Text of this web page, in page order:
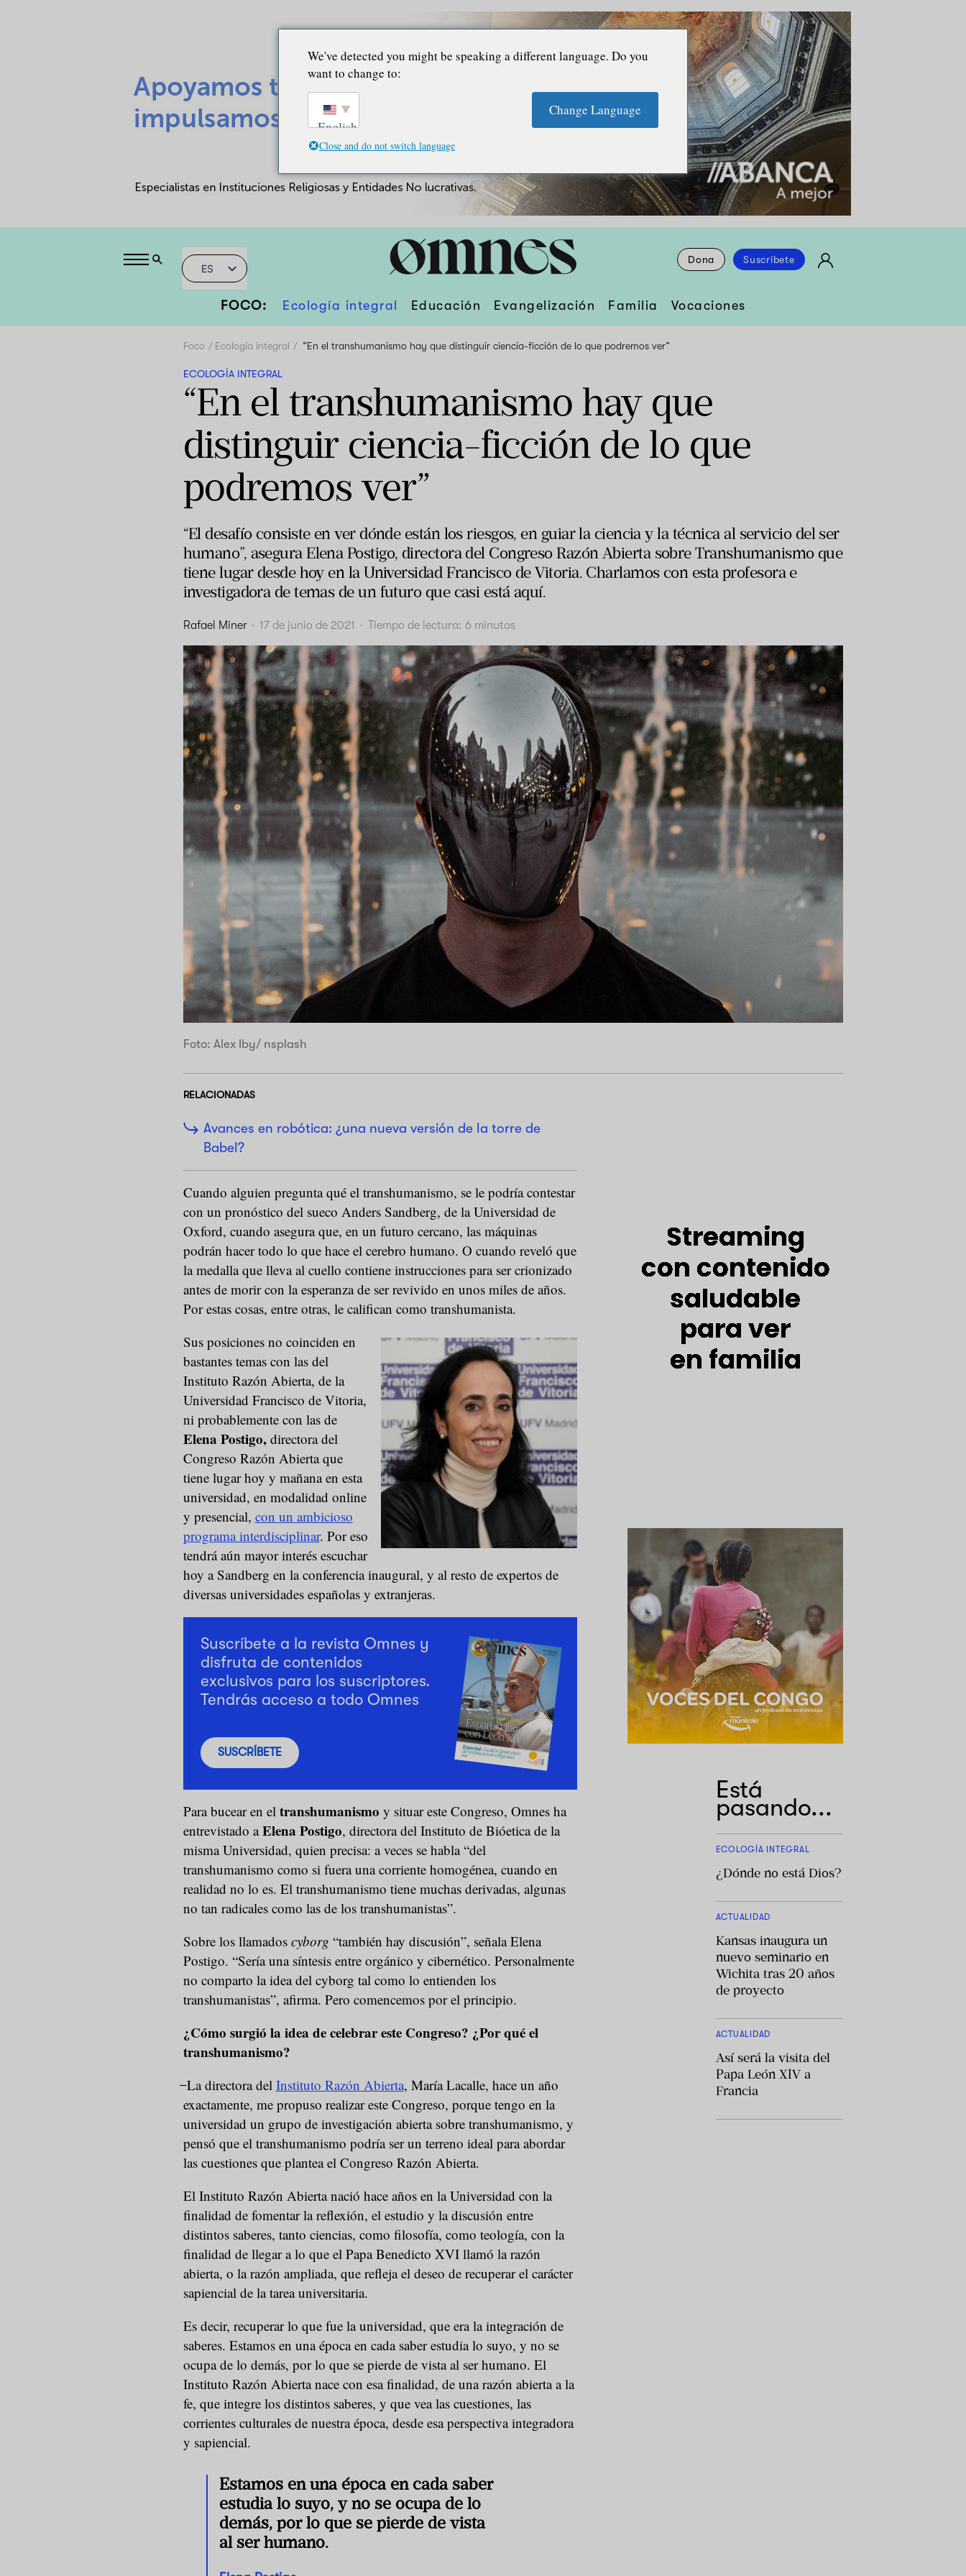
ES
Dona Suscríbete
FOCO: Ecología integral Educación Evangelización Familia Vocaciones
Foco Ecología integral “En el transhumanismo hay que distinguir ciencia-ficción de lo que podremos ver”
ECOLOGÍA INTEGRAL
“En el transhumanismo hay que
distinguir ciencia-ficción de lo que
podremos ver”
“El desafío consiste en ver dónde están los riesgos, en guiar la ciencia y la técnica al servicio del ser
humano”, asegura Elena Postigo, directora del Congreso Razón Abierta sobre Transhumanismo que
tiene lugar desde hoy en la Universidad Francisco de Vitoria. Charlamos con esta profesora e
investigadora de temas de un futuro que casi está aquí.
Rafael Miner · 17 de junio de 2021 · Tiempo de lectura: 6 minutos
Foto: Alex Iby/ nsplash
RELACIONADAS
Avances en robótica: ¿una nueva versión de la torre de
Babel?
Cuando alguien pregunta qué el transhumanismo, se le podría contestar
con un pronóstico del sueco Anders Sandberg, de la Universidad de
Oxford, cuando asegura que, en un futuro cercano, las máquinas
podrán hacer todo lo que hace el cerebro humano. O cuando reveló que
la medalla que lleva al cuello contiene instrucciones para ser crionizado
antes de morir con la esperanza de ser revivido en unos miles de años.
Por estas cosas, entre otras, le califican como transhumanista.
Sus posiciones no coinciden en
bastantes temas con las del
Instituto Razón Abierta, de la
Universidad Francisco de Vitoria,
ni probablemente con las de
Elena Postigo,directora del
Congreso Razón Abierta que
tiene lugar hoy y mañana en esta
universidad, en modalidad online
y presencial, con un ambicioso
programa interdisciplinar. Por eso
tendrá aún mayor interés escuchar
hoy a Sandberg en la conferencia inaugural, y al resto de expertos de
diversas universidades españolas y extranjeras.
Suscríbete a la revista Omnes y
disfruta de contenidos
exclusivos para los suscriptores.
Tendrás acceso a todo Omnes
SUSCRÍBETE
Para bucear en el transhumanismo y situar este Congreso, Omnes ha
entrevistado aElena Postigo, directora del Instituto de Bióetica de la
misma Universidad, quien precisa: a veces se habla “del
transhumanismo como si fuera una corriente homogénea, cuando en
realidad no lo es. El transhumanismo tiene muchas derivadas, algunas
no tan radicales como las de los transhumanistas”.
Sobre los llamados cyborg “también hay discusión”, señala Elena
Postigo. “Sería una síntesis entre orgánico y cibernético. Personalmente
no comparto la idea del cyborg tal como lo entienden los
transhumanistas”, afirma. Pero comencemos por el principio.
¿Cómo surgió la idea de celebrar este Congreso? ¿Por qué el
transhumanismo?
̶ La directora del Instituto Razón Abierta, María Lacalle, hace un año
exactamente, me propuso realizar este Congreso, porque tengo en la
universidad un grupo de investigación abierta sobre transhumanismo, y
pensó que el transhumanismo podría ser un terreno ideal para abordar
las cuestiones que plantea el Congreso Razón Abierta.
El Instituto Razón Abierta nació hace años en la Universidad con la
finalidad de fomentar la reflexión, el estudio y la discusión entre
distintos saberes, tanto ciencias, como filosofía, como teología, con la
finalidad de llegar a lo que el Papa Benedicto XVI llamó la razón
abierta, o la razón ampliada, que refleja el deseo de recuperar el carácter
sapiencial de la tarea universitaria.
Es decir, recuperar lo que fue la universidad, que era la integración de
saberes. Estamos en una época en cada saber estudia lo suyo, y no se
ocupa de lo demás, por lo que se pierde de vista al ser humano. El
Instituto Razón Abierta nace con esa finalidad, de una razón abierta a la
fe, que integre los distintos saberes, y que vea las cuestiones, las
corrientes culturales de nuestra época, desde esa perspectiva integradora
y sapiencial.
Estamos en una época en cada saber
estudia lo suyo, y no se ocupa de lo
demás, por lo que se pierde de vista
al ser humano.
Está
pasando...
ECOLOGÍA INTEGRAL
¿Dónde no está Dios?
ACTUALIDAD
Kansas inaugura un
nuevo seminario en
Wichita tras 20 años
de proyecto
ACTUALIDAD
Así será la visita del
Papa León XIV a
Francia
We've detected you might be speaking a different language. Do you
want to change to:
English
Change Language
Close and do not switch language